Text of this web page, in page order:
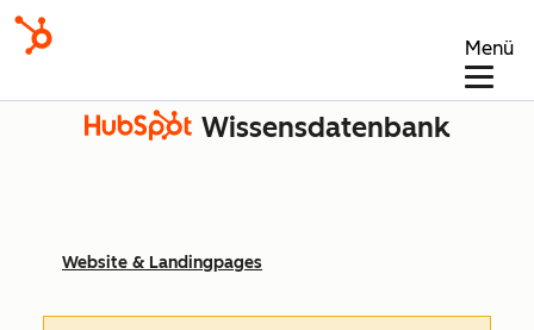
Menü
Wissensdatenbank
Website & Landingpages